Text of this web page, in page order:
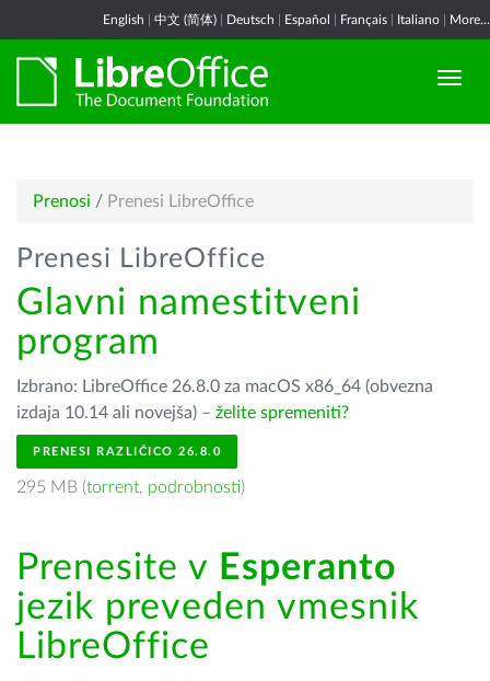
English 中文 (简体) Deutsch Español Français Italiano More...
Prenosi / Prenesi LibreOffice
Prenesi LibreOffice
Glavni namestitveni
program
Izbrano: LibreOffice 26.8.0 za macOS x86_64 (obvezna
izdaja 10.14 ali novejša) – želite spremeniti?
PRENESI RAZLIČICO 26.8.0
295 MB (torrent, podrobnosti)
Prenesite v Esperanto
jezik preveden vmesnik
LibreOffice